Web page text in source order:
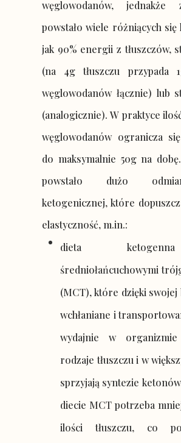
węglowodanów, jednakże
powstało wiele różniących się
jak 90% energii z tłuszczów,
(na 4g tłuszczu przypada
węglowodanów łącznie) lub
(analogicznie). W praktyce
węglowodanów ogranicza
do maksymalnie 50g na
powstało dużo
ketogenicznej, które
elastyczność, m.in.:
dieta
średniołańcuchowymi
(MCT), które dzięki swojej
wchłaniane i
wydajnie w
rodzaje tłuszczu i w
sprzyjają syntezie
diecie MCT potrzeba
ilości tłuszczu, co